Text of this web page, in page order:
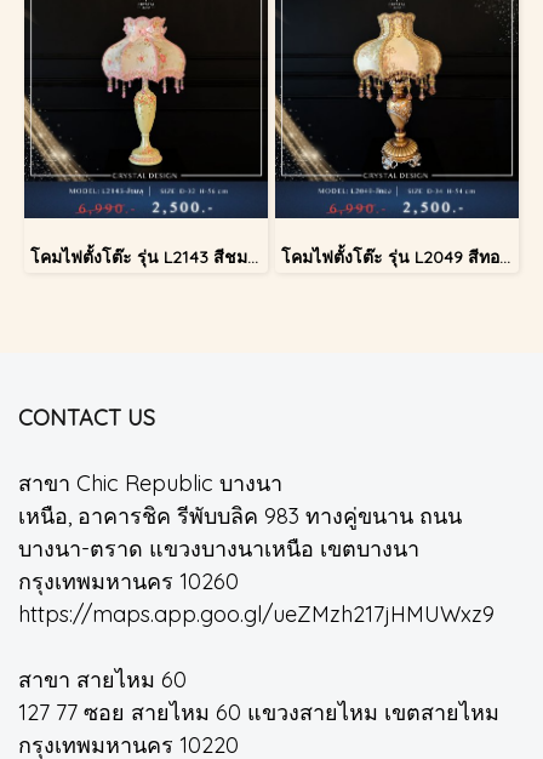
โคมไฟตั้งโต๊ะ รุ่น L2143 สีชมพู (ตั้งโต๊ะ) โคมไฟตั้งโต๊ะ รุ่น L2049 สีทอง (ตั้งโต๊ะ)
CONTACT US
สาขา Chic Republic บางนา
เหนือ, อาคารชิค รีพับบลิค 983 ทางคู่ขนาน ถนน
บางนา-ตราด แขวงบางนาเหนือ เขตบางนา
กรุงเทพมหานคร 10260
https://maps.app.goo.gl/ueZMzh217jHMUWxz9
สาขา สายไหม 60
127 77 ซอย สายไหม 60 แขวงสายไหม เขตสายไหม
กรุงเทพมหานคร 10220